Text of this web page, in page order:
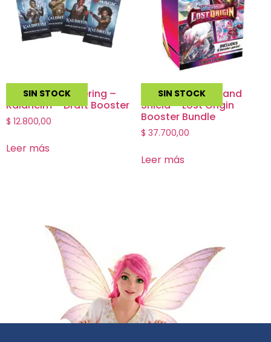
SIN STOCK
Magic the Gathering –
Kaldheim – Draft Booster
$ 12.800,00
Leer más
SIN STOCK
Pokemon Sword and
Shield – Lost Origin
Booster Bundle
$ 37.700,00
Leer más